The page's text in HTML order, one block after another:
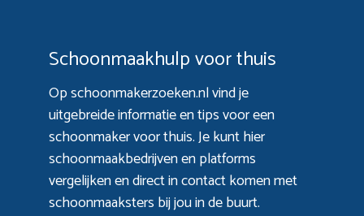
Schoonmaakhulp voor thuis
Op schoonmakerzoeken.nl vind je
uitgebreide informatie en tips voor een
schoonmaker voor thuis. Je kunt hier
schoonmaakbedrijven en platforms
vergelijken en direct in contact komen met
schoonmaaksters bij jou in de buurt.